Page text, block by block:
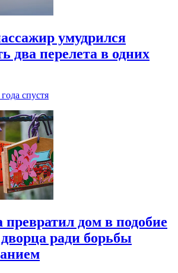
умудрился
два перелета в одних
года спустя
дом в подобие
дворца ради борьбы